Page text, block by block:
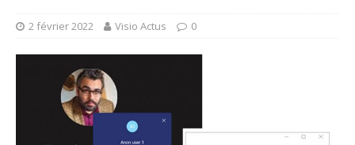
2 février 2022 Visio Actus 0